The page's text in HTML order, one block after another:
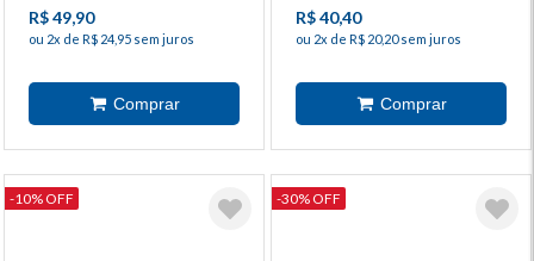
R$ 49,90
ou 2x de R$ 24,95 sem juros
R$ 40,40
ou 2x de R$ 20,20 sem juros
-10% OFF -30% OFF